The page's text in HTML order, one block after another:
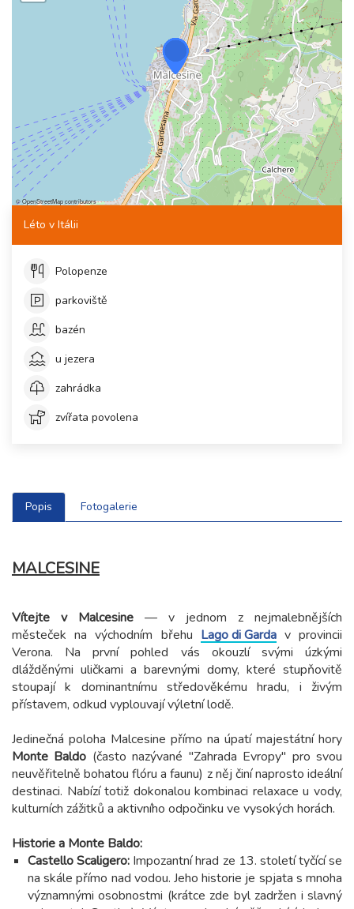
©OpenStreetMapcontributors
Léto v Itálii
Polopenze
parkoviště
bazén
u jezera
zahrádka
zvířata povolena
Popis Fotogalerie
MALCESINE
Vítejte v Malcesine — v jednom z nejmalebnějších
městeček na východním břehu Lago di Gardav provincii
Verona. Na první pohled vás okouzlí svými úzkými
dlážděnými uličkami a barevnými domy, které stupňovitě
stoupají k dominantnímu středověkému hradu, i živým
přístavem, odkud vyplouvají výletní lodě.
Jedinečná poloha Malcesine přímo na úpatí majestátní hory
Monte Baldo (často nazývané "Zahrada Evropy" pro svou
neuvěřitelně bohatou flóru a faunu) z něj činí naprosto ideální
destinaci. Nabízí totiž dokonalou kombinaci relaxace u vody,
kulturních zážitků a aktivního odpočinku ve vysokých horách.
Historie a Monte Baldo:
Castello Scaligero: Impozantní hrad ze 13. století tyčící se
na skále přímo nad vodou. Jeho historie je spjata s mnoha
významnými osobnostmi (krátce zde byl zadržen i slavný